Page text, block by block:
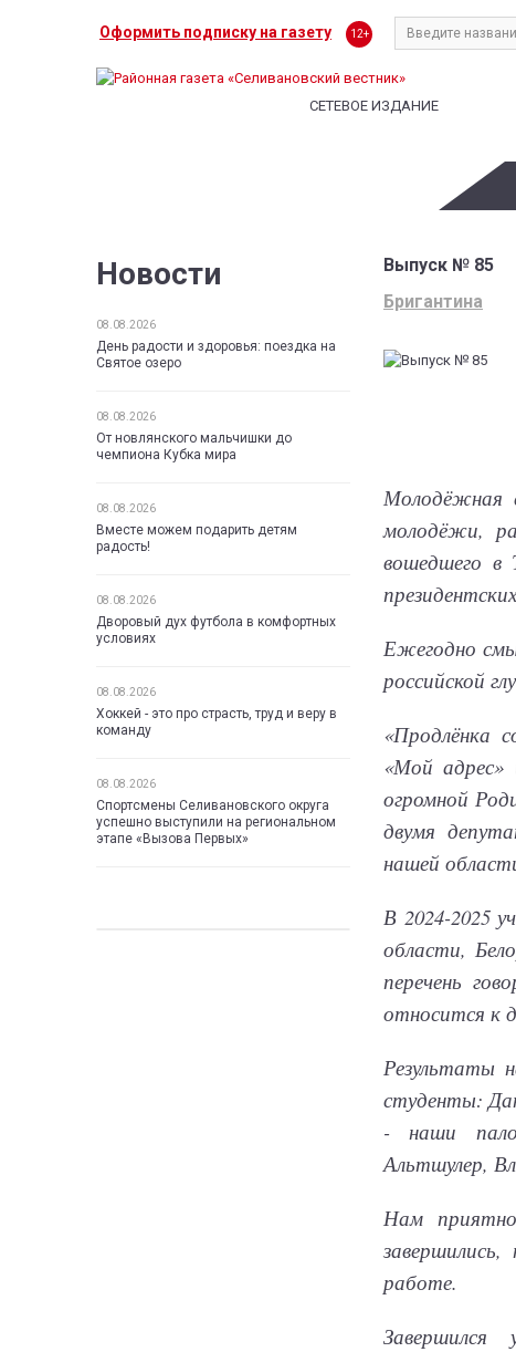
Оформить подписку на газету 12+
СЕТЕВОЕ ИЗДАНИЕ
Новости
08.08.2026
День радости и здоровья: поездка на
Святое озеро
08.08.2026
От новлянского мальчишки до
чемпиона Кубка мира
08.08.2026
Вместе можем подарить детям
радость!
08.08.2026
Дворовый дух футбола в комфортных
условиях
08.08.2026
Хоккей - это про страсть, труд и веру в
команду
08.08.2026
Спортсмены Селивановского округа
успешно выступили на региональном
этапе «Вызова Первых»
Выпуск № 85
Бригантина
Молодёжная
молодёжи,
вошедшего в
Ежегодно
российской
«Продлёнка
«Мой адрес»
огромной
двумя
нашей
В 2024-2025
области,
перечень
относится к
Результаты
студенты:
- наши
Альтшулер,
Нам
работе.